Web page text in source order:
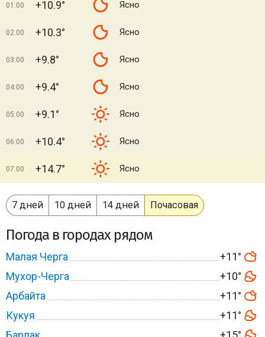
01:00 +10.9° Ясно
02:00 +10.3° Ясно
03:00 +9.8° Ясно
04:00 +9.4° Ясно
05:00 +9.1° Ясно
06:00 +10.4° Ясно
07:00 +14.7° Ясно
7 дней 10 дней 14 дней Почасовая
Погода в городах рядом
Малая Черга
+11°
Мухор-Черга
+10°
Арбайта
+11°
Кукуя
+11°